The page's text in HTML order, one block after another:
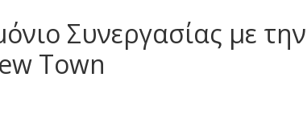
Συνεργασίας με την
Town